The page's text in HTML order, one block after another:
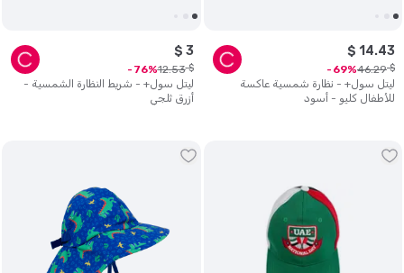
ليتل سول+ - نظارة شمسية عاكسة
للأطفال كليو - أسود
$ 14.43
$
46.29
69
ليتل سول+ - شريط النظارة الشمسية -
أزرق ثلجي
$ 3
$
12.53
76